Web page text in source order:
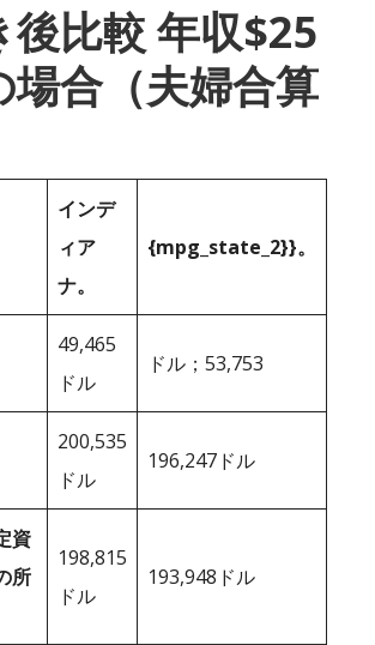
後比較 年収$25
場合（夫婦合算
インデ
ィア
ナ。
{mpg_state_2}}。
49,465
ドル
ドル；53,753
200,535
ドル
196,247ドル
資
所
198,815
ドル
193,948ドル